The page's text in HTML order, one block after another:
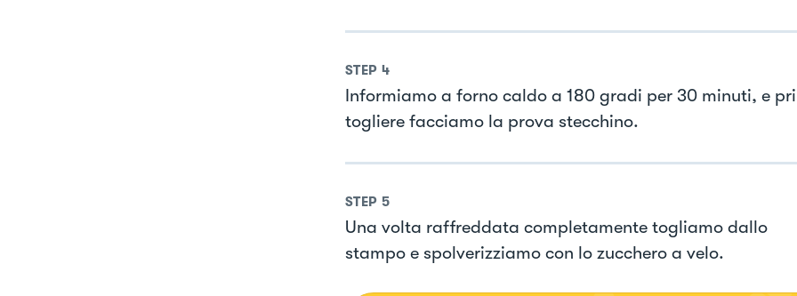
STEP 4
Informiamo a forno caldo a 180 gradi per 30 minuti, e
togliere facciamo la prova stecchino.
STEP 5
Una volta raffreddata completamente togliamo dallo
stampo e spolverizziamo con lo zucchero a velo.